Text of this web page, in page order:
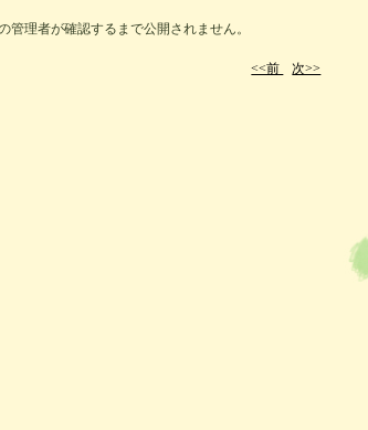
理者が確認するまで公開されません。
<<前 次>>